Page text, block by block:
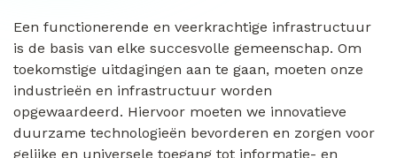
Een functionerende en veerkrachtige infrastructuur
is de basis van elke succesvolle gemeenschap. Om
toekomstige uitdagingen aan te gaan, moeten onze
industrieën en infrastructuur worden
opgewaardeerd. Hiervoor moeten we innovatieve
duurzame technologieën bevorderen en zorgen voor
gelijke en universele toegang tot informatie- en